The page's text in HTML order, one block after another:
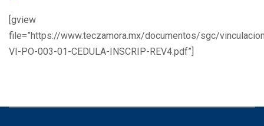
[gview
file=”https://www.teczamora.mx/documentos/sgc/
VI-PO-003-01-CEDULA-INSCRIP-REV4.pdf”]